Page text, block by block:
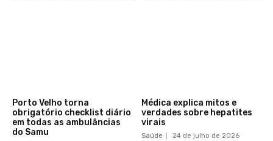
Porto Velho torna
obrigatório checklist diário
em todas as ambulâncias
do Samu
Médica explica mitos e
verdades sobre hepatites
virais
Saúde 24 de julho de 2026